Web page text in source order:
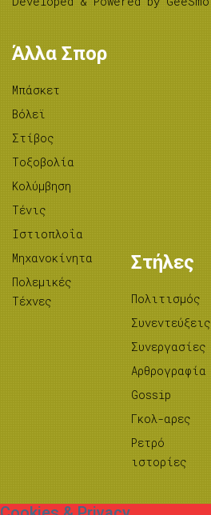
Άλλα Σπορ
Μπάσκετ
Βόλεϊ
Στίβος
Tοξοβολία
Κολύμβηση
Τένις
Ιστιοπλοΐα
Μηχανοκίνητα
Πολεμικές
Τέχνες
Στήλες
Πολιτισμός
Συνεντεύξεις
Συνεργασίες
Αρθρογραφία
Gossip
Γκολ-αρες
Ρετρό
ιστορίες